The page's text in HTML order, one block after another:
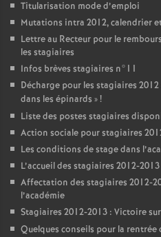
Titularisation mode d’emploi
Mutations intra 2012, calendrier
Lettre au Recteur pour le
les stagiaires
Infos brèves stagiaires n°11
Décharge pour les stagiaires 2012
dans les épinards »!
Liste des postes stagiaires
Action sociale pour stagiaires
Les conditions de stage dans
L’accueil des stagiaires 2012-2013
Affectation des stagiaires 2012-
l’académie
Stagiaires 2012-2013 : Victoire
Quelques conseils pour la rentrée